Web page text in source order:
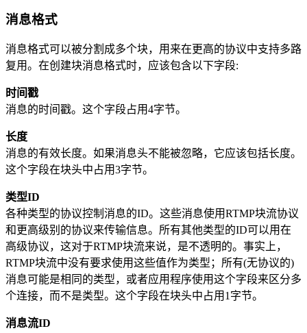
消息格式
消息格式可以被分割成多个块，用来在更高的协议中支持多路
复用。在创建块消息格式时，应该包含以下字段:
时间戳
消息的时间戳。这个字段占用4字节。
长度
消息的有效长度。如果消息头不能被忽略，它应该包括长度。
这个字段在块头中占用3字节。
类型ID
各种类型的协议控制消息的ID。这些消息使用RTMP块流协议
和更高级别的协议来传输信息。所有其他类型的ID可以用在
高级协议，这对于RTMP块流来说，是不透明的。事实上，
RTMP块流中没有要求使用这些值作为类型；所有(无协议的)
消息可能是相同的类型，或者应用程序使用这个字段来区分多
个连接，而不是类型。这个字段在块头中占用1字节。
消息流ID